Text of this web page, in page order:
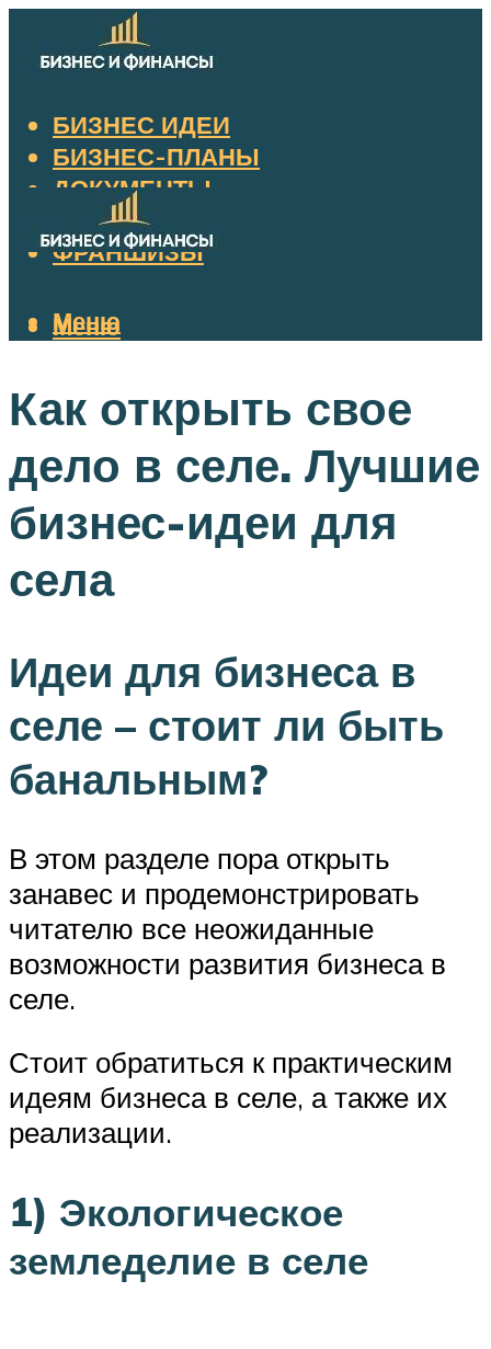
БИЗНЕС ИДЕИ
БИЗНЕС-ПЛАНЫ
ДОКУМЕНТЫ
НАЛОГИ
ФРАНШИЗЫ
Меню
Меню
Как открыть свое
дело в селе. Лучшие
бизнес-идеи для
села
Идеи для бизнеса в
селе – стоит ли быть
банальным?
В этом разделе пора открыть
занавес и продемонстрировать
читателю все неожиданные
возможности развития бизнеса в
селе.
Стоит обратиться к практическим
идеям бизнеса в селе, а также их
реализации.
1) Экологическое
земледелие в селе